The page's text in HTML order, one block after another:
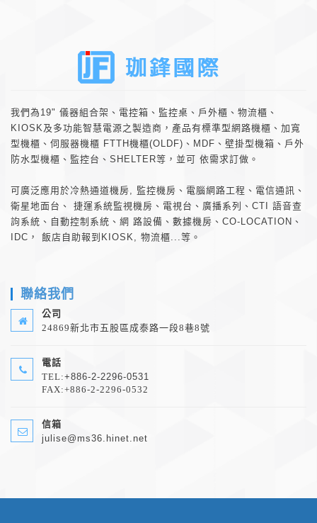
我們為19" 儀器組合架、電控箱、監控桌、戶外櫃、物流櫃、
KIOSK及多功能智慧電源之製造商，產品有標準型網路機櫃、加寬
型機櫃、伺服器機櫃 FTTH機櫃(OLDF)、MDF、壁掛型機箱、戶外
防水型機櫃、監控台、SHELTER等，並可 依需求訂做。
可廣泛應用於冷熱通道機房, 監控機房、電腦網路工程、電信通訊、
衛星地面台、 捷運系統監視機房、電視台、廣播系列、CTI 語音查
訽系統、自動控制系統、網 路設備、數據機房、CO-LOCATION、
IDC， 飯店自助報到KIOSK, 物流櫃...等。
聯絡我們
公司
24869新北市五股區成泰路一段8巷8號
電話
TEL:+886-2-2296-0531
FAX:+886-2-2296-0532
信箱
julise@ms36.hinet.net